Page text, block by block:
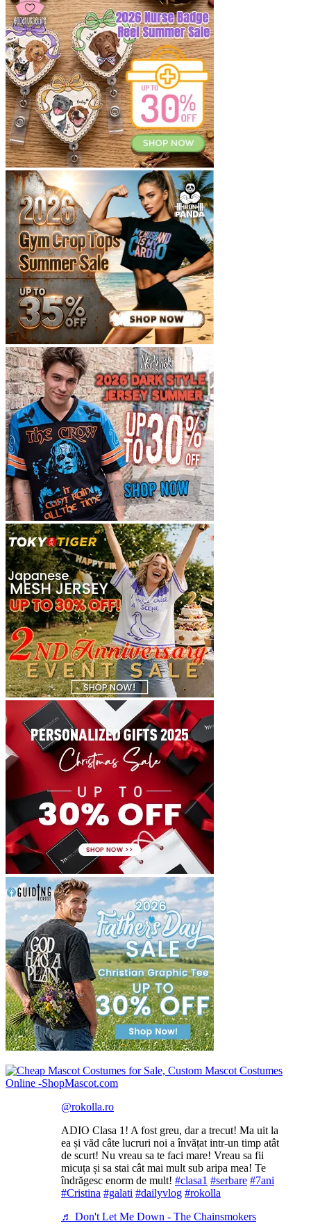
@rokolla.ro
ADIO Clasa 1! A fost greu, dar a trecut! Ma uit la
ea și văd câte lucruri noi a învățat intr-un timp atât
de scurt! Nu vreau sa te faci mare! Vreau sa fii
micuța și sa stai cât mai mult sub aripa mea! Te
îndrăgesc enorm de mult! #clasa1 #serbare #7ani
#Cristina #galati #dailyvlog #rokolla
♬ Don't Let Me Down - The Chainsmokers